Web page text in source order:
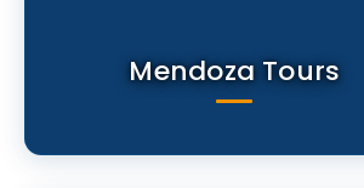
Mendoza Tours